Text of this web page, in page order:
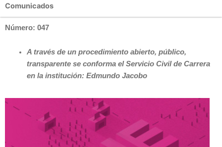
Comunicados
Número: 047
A través de un procedimiento abierto, público,
transparente se conforma el Servicio Civil de Carrera
en la institución: Edmundo Jacobo